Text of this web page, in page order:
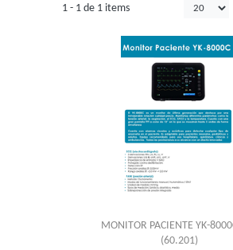
1 - 1 de 1 items
MONITOR PACIENTE YK-
(60.201)